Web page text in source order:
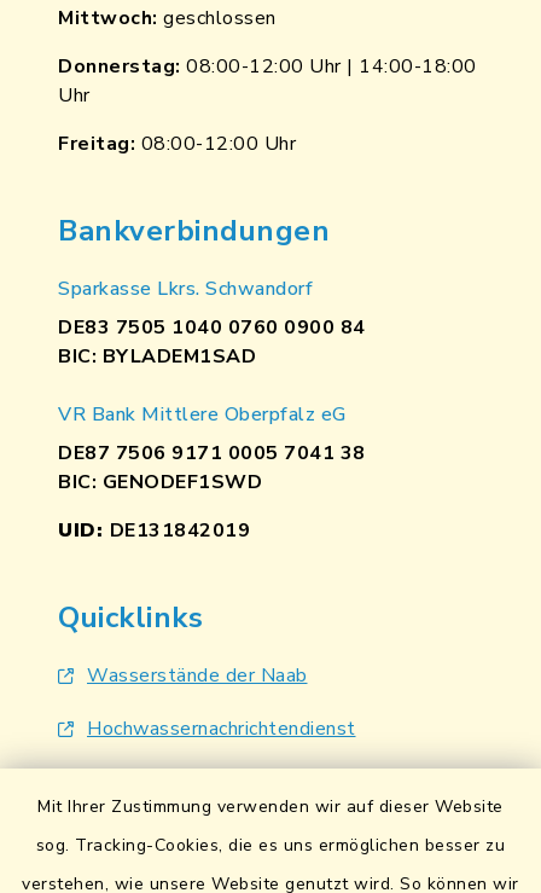
Mit Ihrer Zustimmung verwenden wir auf dieser Website
sog. Tracking-Cookies, die es uns ermöglichen besser zu
verstehen, wie unsere Website genutzt wird. So können wir
Mittwoch: geschlossen
Donnerstag: 08:00-12:00 Uhr | 14:00-18:00
Uhr
Freitag: 08:00-12:00 Uhr
Bankverbindungen
Sparkasse Lkrs. Schwandorf
DE83 7505 1040 0760 0900 84
BIC: BYLADEM1SAD
VR Bank Mittlere Oberpfalz eG
DE87 7506 9171 0005 7041 38
BIC: GENODEF1SWD
UID: DE131842019
Quicklinks
Wasserstände der Naab
Hochwassernachrichtendienst
Lokales Bündnis für Familien